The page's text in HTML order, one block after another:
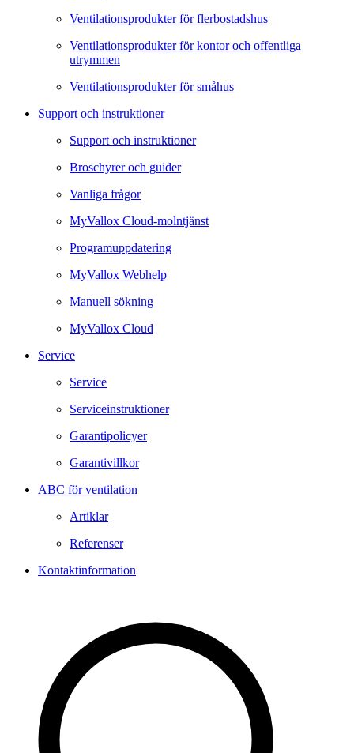
Ventilationsprodukter för flerbostadshus
Ventilationsprodukter för kontor och offentliga
utrymmen
Ventilationsprodukter för småhus
Support och instruktioner
Support och instruktioner
Broschyrer och guider
Vanliga frågor
MyVallox Cloud-molntjänst
Programuppdatering
MyVallox Webhelp
Manuell sökning
MyVallox Cloud
Service
Service
Serviceinstruktioner
Garantipolicyer
Garantivillkor
ABC för ventilation
Artiklar
Referenser
Kontaktinformation